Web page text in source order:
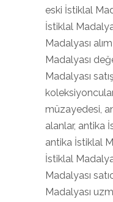
eski İstiklal
İstiklal
Madalyası
Madalyası
Madalyası
müzayedesi,
alanlar, antika
antika İstiklal
İstiklal
Madalyası
Madalyası